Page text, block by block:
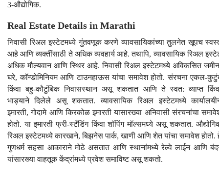
3-औद्योगिक.
Real Estate Details in Marathi
निवासी रिअल इस्टेटमध्ये गुंतवणूक करणे व्यावसायिकांच्या तुलनेत खूपच
आहे आणि व्यक्तींसाठी ते अधिक व्यवहार्य आहे. तथापि, व्यावसायिक रिअल
अधिक मौल्यवान आणि स्थिर आहे. निवासी रिअल इस्टेटमध्ये अविकसित
घरे, कॉन्डोमिनियम आणि टाउनहाऊस यांचा समावेश होतो. संरचना एकल-
किंवा बहु-कौटुंबिक निवासस्थान असू शकतात आणि ते स्वत: व्याप्त
भाड्याने दिलेले असू शकतात. व्यावसायिक रिअल इस्टेटमध्ये
इमारती, गोदामे आणि किरकोळ इमारती यासारख्या अनिवासी संरचनांचा
होतो. या इमारती फ्री-स्टँडिंग किंवा शॉपिंग मॉल्समध्ये असू शकतात.
रिअल इस्टेटमध्ये कारखाने, बिझनेस पार्क, खाणी आणि शेत यांचा समावेश होतो.
गुणधर्म सहसा आकाराने मोठे असतात आणि स्थानांमध्ये रेल्वे लाईन आणि
यांसारख्या वाहतूक केंद्रांमध्ये प्रवेश समाविष्ट असू शकतो.